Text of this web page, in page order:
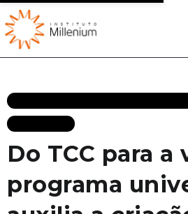
Do TCC para a
programa